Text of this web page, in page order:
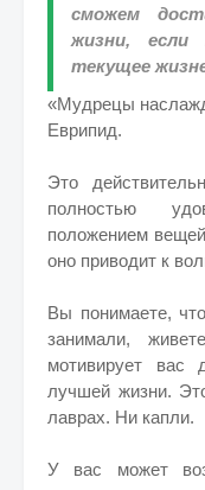
сможем
жизни, если
текущее
«Мудрецы
Еврипид.
Это
полностью
положением
оно приводит к
Вы понимаете,
занимали,
мотивирует вас
лучшей жизни.
лаврах. Ни капли.
У вас может